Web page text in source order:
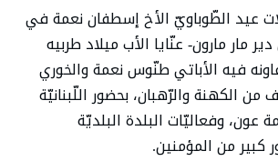
عيد الطّوباويّ الأخ إسطفان نعمة في
مار مارون- عنّايا الأب ميلاد طربيه
فيه الأباتي طنّوس نعمة والخوري
الكهنة والرّهبان، بحضور اللّبنانيّة
عون، وفعاليّات البلدة البلديّة
كبير من المؤمنين.